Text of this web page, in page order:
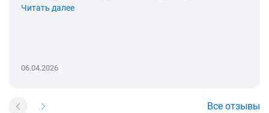
Читать далее
06.04.2026
Все отзывы